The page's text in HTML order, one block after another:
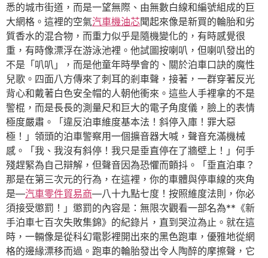
悉的城市街道，而是一望無際、由無數白線和編號組成的巨
大網格。這裡的空氣汽車機油芯聞起來像是新買的輪胎和劣
質香水的混合物，而重力似乎是隨機變化的，有時感覺很
重，有時像漂浮在游泳池裡。他試圖按喇叭，但喇叭發出的
不是「叭叭」，而是他童年時學會的、關於泊車口訣的魔性
兒歌。四面八方傳來了刺耳的剎車聲，接著，一群穿著反光
背心和戴著白色安全帽的人朝他衝來。這些人手裡拿的不是
警棍，而是長長的測量尺和巨大的電子角度儀，臉上的表情
極度嚴肅。「違反泊車維度基本法！斜停入庫！罪大惡
極！」領頭的泊車警察用一個擴音器大喊，聲音充滿機械
感。「我、我沒有斜停！我只是垂直停在了牆壁上！」何手
殘趕緊為自己辯解，但聲音因為恐懼而顫抖。「垂直泊車？
那是在第三次元的行為，在這裡，你的車體與停車線的夾角
是—汽車零件貿易商—八十九點七度！按照維度法則，你必
須接受懲罰！」懲罰的內容是：無限次觀看一部名為**《新
手泊車七百次失敗集錦》的紀錄片，直到哭泣為止。就在這
時，一輛像是從科幻電影裡開出來的黑色跑車，優雅地從網
格的邊緣漂移而過。跑車的輪胎發出令人陶醉的摩擦聲，它